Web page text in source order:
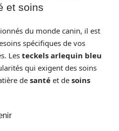
et soins
du monde canin, il est
spécifiques de vos
Les teckels arlequin bleu
qui exigent des soins
de santé et de soins